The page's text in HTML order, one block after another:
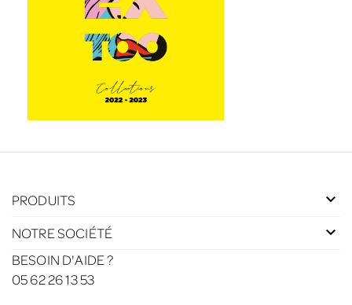
PRODUITS
NOTRE SOCIÉTÉ
BESOIN D'AIDE ?
05 62 26 13 53